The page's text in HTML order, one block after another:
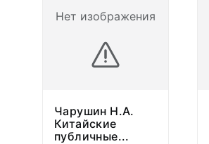
Нет изображения
Чарушин Н.А.
Китайские
публичные...